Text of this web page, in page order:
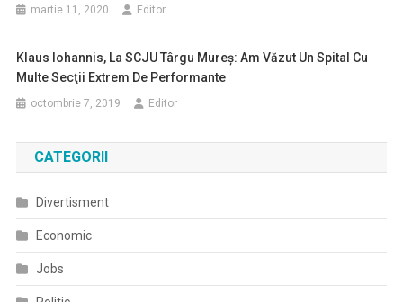
martie 11, 2020 Editor
Klaus Iohannis, La SCJU Târgu Mureş: Am Văzut Un Spital Cu
Multe Secţii Extrem De Performante
octombrie 7, 2019 Editor
CATEGORII
Divertisment
Economic
Jobs